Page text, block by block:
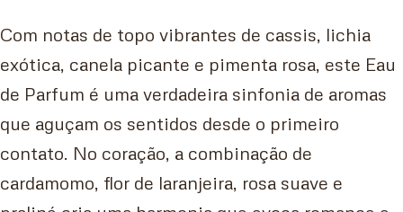
Com notas de topo vibrantes de cassis, lichia
exótica, canela picante e pimenta rosa, este Eau
de Parfum é uma verdadeira sinfonia de aromas
que aguçam os sentidos desde o primeiro
contato. No coração, a combinação de
cardamomo, flor de laranjeira, rosa suave e